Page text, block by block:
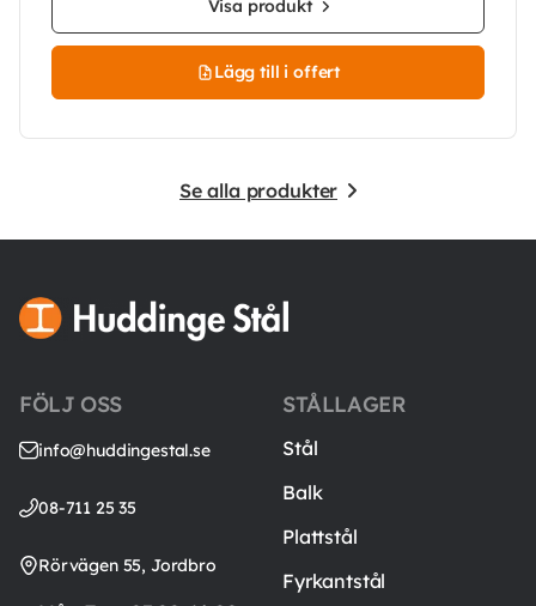
Visa produkt
Lägg till i offert
Se alla produkter
FÖLJ OSS
info@huddingestal.se
08-711 25 35
Rörvägen 55, Jordbro
STÅLLAGER
Stål
Balk
Plattstål
Fyrkantstål